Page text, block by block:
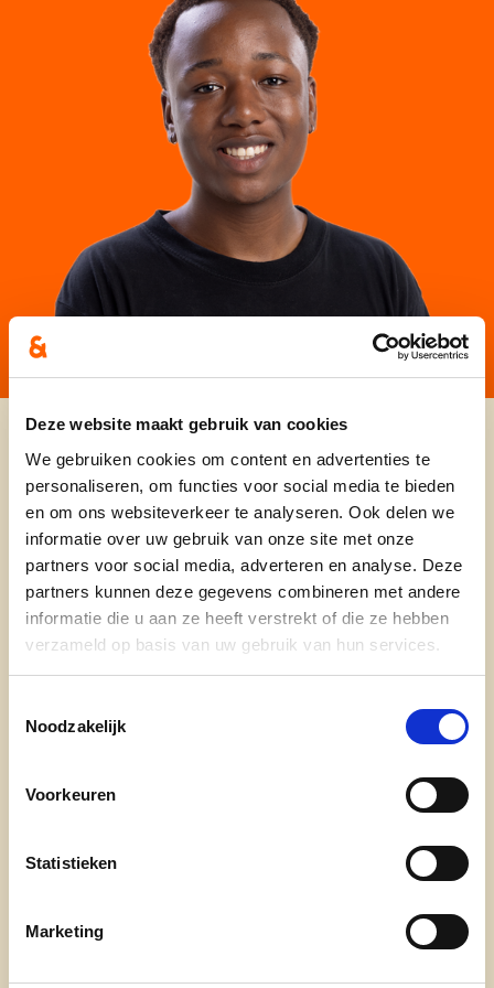
Deze website maakt gebruik van cookies
We gebruiken cookies om content en advertenties te
personaliseren, om functies voor social media te bieden
en om ons websiteverkeer te analyseren. Ook delen we
informatie over uw gebruik van onze site met onze
partners voor social media, adverteren en analyse. Deze
partners kunnen deze gegevens combineren met andere
informatie die u aan ze heeft verstrekt of die ze hebben
verzameld op basis van uw gebruik van hun services.
Noodzakelijk
Voorkeuren
Statistieken
Marketing
- Woonplaats: Denderleeuw
- Leeftijd: 18 jaar
- functie: lid CD&V Denderleeuw
- beroep: student
- Hobby's/ervaring in: wandelen, muziek (bespelen
en luisteren), reizen, geografie en geschiedenis
1) Waarom stel ik me kandidaat?
een bruisend studentenleven, meer
samenhorigheid in onze gemeente; en door mijn
rol van grote broer vind ik veiligheid op de baan
een speerpunt.